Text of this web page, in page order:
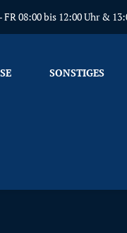
08:00 bis 12:00 Uhr &
SONSTIGES